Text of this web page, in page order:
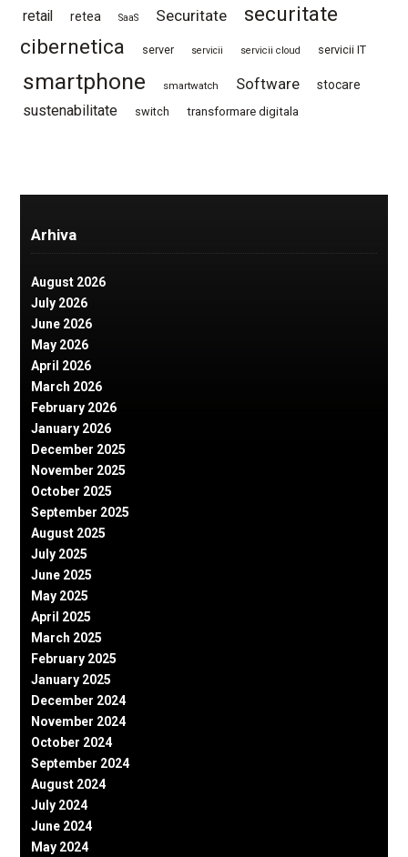
retail retea SaaS Securitate
securitate
cibernetica
server servicii servicii cloud servicii IT
smartphone smartwatch Software stocare
sustenabilitate switch transformare digitala
Arhiva
August 2026
July 2026
June 2026
May 2026
April 2026
March 2026
February 2026
January 2026
December 2025
November 2025
October 2025
September 2025
August 2025
July 2025
June 2025
May 2025
April 2025
March 2025
February 2025
January 2025
December 2024
November 2024
October 2024
September 2024
August 2024
July 2024
June 2024
May 2024